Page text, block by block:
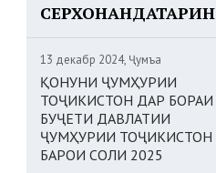
СЕРХОНАНДАТАРИН
13 декабр 2024, Ҷумъа
ҚОНУНИ ҶУМҲУРИИ
ТОҶИКИСТОН ДАР БОРАИ
БУҶЕТИ ДАВЛАТИИ
ҶУМҲУРИИ ТОҶИКИСТОН
БАРОИ СОЛИ 2025